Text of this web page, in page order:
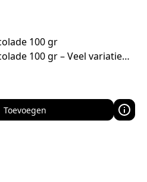
100 gr
100 gr – Veel variatie…
Toevoegen